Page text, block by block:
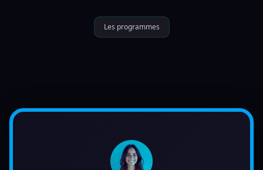
Les programmes